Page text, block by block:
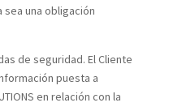
una obligación
de seguridad. El Cliente
puesta a
en relación con la